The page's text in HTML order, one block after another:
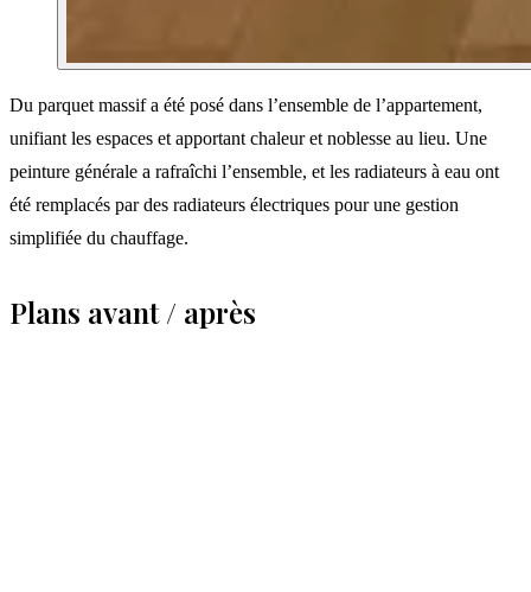
Du parquet massif a été posé dans l’ensemble de l’appartement,
unifiant les espaces et apportant chaleur et noblesse au lieu. Une
peinture générale a rafraîchi l’ensemble, et les radiateurs à eau ont
été remplacés par des radiateurs électriques pour une gestion
simplifiée du chauffage.
Plans avant / après